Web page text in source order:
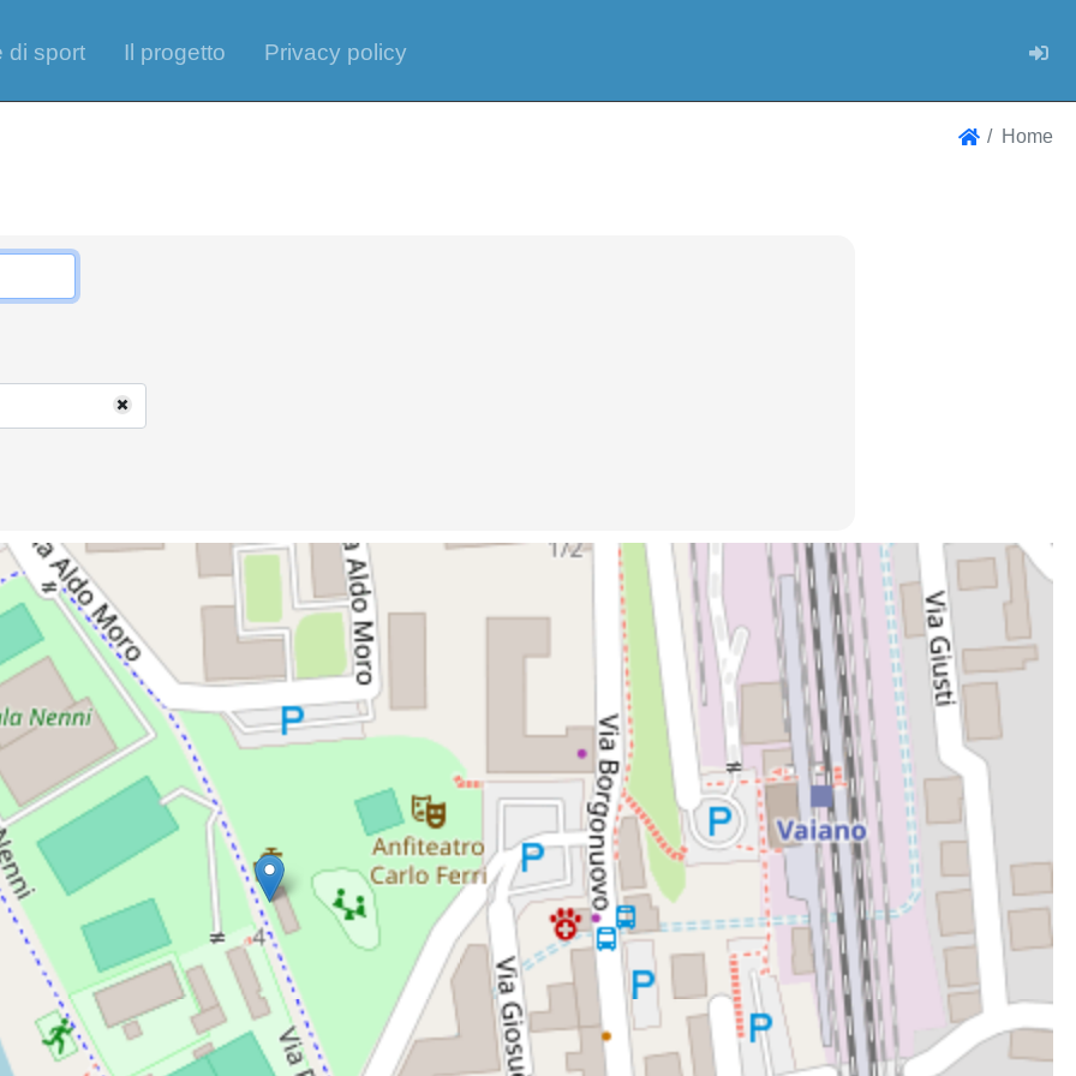
di sport Il progetto Privacy policy
Home